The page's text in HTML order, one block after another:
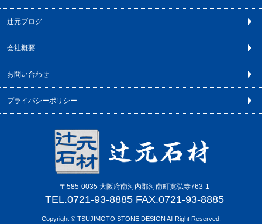
辻元ブログ
会社概要
お問い合わせ
プライバシーポリシー
〒585-0035 大阪府南河内郡河南町寛弘寺763-1
TEL.0721-93-8885 FAX.0721-93-8885
Copyright © TSUJIMOTO STONE DESIGN All Right Reserved.